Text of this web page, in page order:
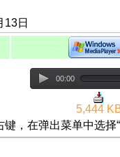
13日
00:00
5,444
键，在弹出菜单中选